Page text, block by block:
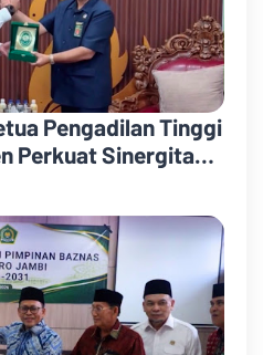
Pengadilan Tinggi
Perkuat Sinergitas